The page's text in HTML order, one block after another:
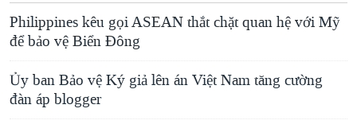
Philippines kêu gọi ASEAN thắt chặt quan hệ với Mỹ
để bảo vệ Biển Đông
Ủy ban Bảo vệ Ký giả lên án Việt Nam tăng cường
đàn áp blogger